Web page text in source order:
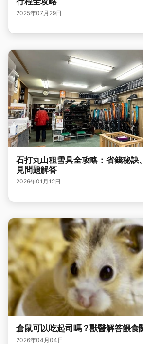
2025年07月29日
石打丸山租雪具全攻略：省錢秘訣
見問題解答
2026年01月12日
倉鼠可以吃起司嗎？獸醫解答餵食
2026年04月04日